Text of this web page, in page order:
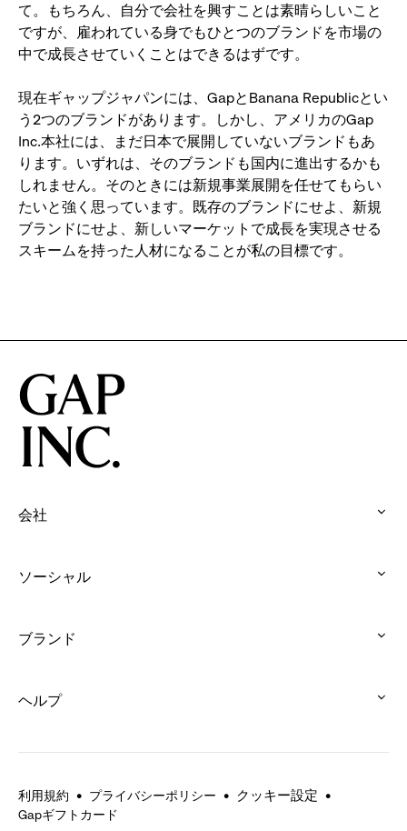
て。もちろん、自分で会社を興すことは素晴らしいこと
ですが、雇われている身でもひとつのブランドを市場の
中で成長させていくことはできるはずです。
現在ギャップジャパンには、GapとBanana Republicとい
う2つのブランドがあります。しかし、アメリカのGap
Inc.本社には、まだ日本で展開していないブランドもあ
ります。いずれは、そのブランドも国内に進出するかも
しれません。そのときには新規事業展開を任せてもらい
たいと強く思っています。既存のブランドにせよ、新規
ブランドにせよ、新しいマーケットで成長を実現させる
スキームを持った人材になることが私の目標です。
会社
to
ソーシャル
to
ブランド
to
ヘルプ
expand
利用規約 プライバシーポリシー クッキー設定
Gapギフトカード